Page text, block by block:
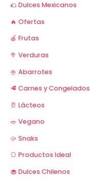
🌮 Dulces Mexicanos
🔥 Ofertas
🍎 Frutas
🥦 Verduras
🍚 Abarrotes
🥩 Carnes y Congelados
🥛 Lácteos
🥗 Vegano
🥠 Snaks
🍞 Productos Ideal
🧁 Dulces Chilenos